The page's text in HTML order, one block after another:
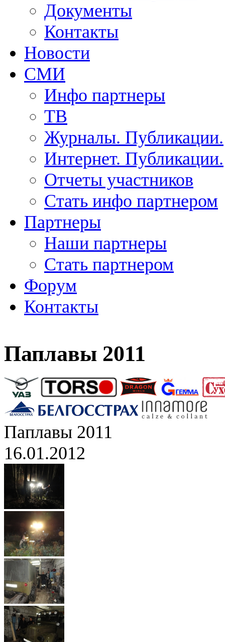
Документы
Контакты
Новости
СМИ
Инфо партнеры
ТВ
Журналы. Публикации.
Интернет. Публикации.
Отчеты участников
Стать инфо партнером
Партнеры
Наши партнеры
Стать партнером
Форум
Контакты
Паплавы 2011
Паплавы 2011
16.01.2012